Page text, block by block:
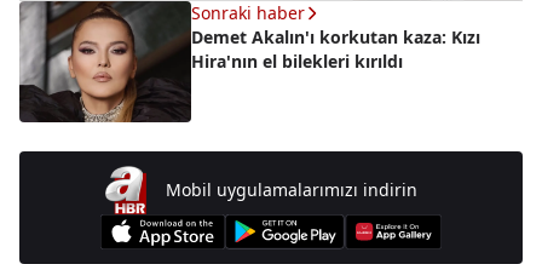
Sonraki haber
Demet Akalın'ı korkutan kaza: Kızı
Hira'nın el bilekleri kırıldı
Mobil uygulamalarımızı indirin